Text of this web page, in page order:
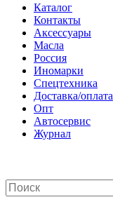
Каталог
Контакты
Аксессуары
Масла
Россия
Иномарки
Спецтехника
Доставка/оплата
Опт
Автосервис
Журнал